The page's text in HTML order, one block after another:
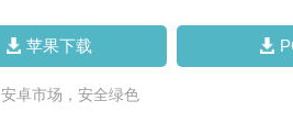
苹果下载
安卓市场，安全绿色